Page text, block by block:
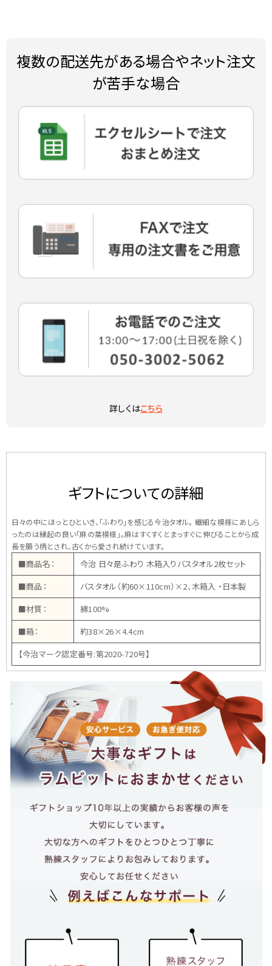
複数の配送先がある場合やネット注文
が苦手な場合
詳しくはこちら
ギフトについての詳細
日々の中にほっとひといき、「ふわり」を感じる今治タオル。 繊細な模様にあしら
ったのは縁起の良い「麻の葉模様」。麻はすくすくとまっすぐに伸びることから成
長を願う柄とされ、古くから愛され続けています。
■商品名：
今治 日々是ふわり 木箱入りバスタオル2枚セット
■商品：
バスタオル（約60×110cm）×2、木箱入 ・日本製
■材質：
綿100%
■箱：
約38×26×4.4cm
【今治マーク認定番号:第2020-720号】